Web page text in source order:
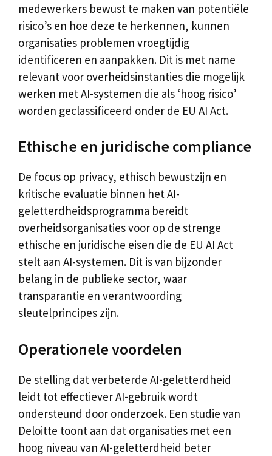
medewerkers bewust te maken van potentiële
risico’s en hoe deze te herkennen, kunnen
organisaties problemen vroegtijdig
identificeren en aanpakken. Dit is met name
relevant voor overheidsinstanties die mogelijk
werken met AI-systemen die als ‘hoog risico’
worden geclassificeerd onder de EU AI Act.
Ethische en juridische compliance
De focus op privacy, ethisch bewustzijn en
kritische evaluatie binnen het AI-
geletterdheidsprogramma bereidt
overheidsorganisaties voor op de strenge
ethische en juridische eisen die de EU AI Act
stelt aan AI-systemen. Dit is van bijzonder
belang in de publieke sector, waar
transparantie en verantwoording
sleutelprincipes zijn.
Operationele voordelen
De stelling dat verbeterde AI-geletterdheid
leidt tot effectiever AI-gebruik wordt
ondersteund door onderzoek. Een studie van
Deloitte toont aan dat organisaties met een
hoog niveau van AI-geletterdheid beter